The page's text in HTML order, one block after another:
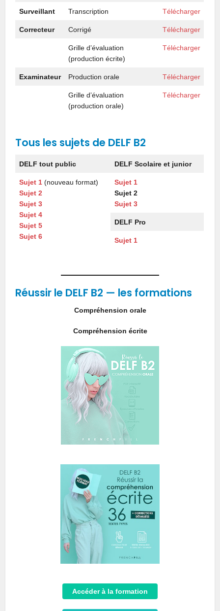
Surveillant Transcription Télécharger
Correcteur Corrigé Télécharger
Grille d’évaluation
(production écrite)
Télécharger
Examinateur Production orale Télécharger
Grille d’évaluation
(production orale)
Télécharger
Tous les sujets de DELF B2
DELF tout public DELF Scolaire et junior
Sujet 1 (nouveau format)
Sujet 2
Sujet 3
Sujet 4
Sujet 5
Sujet 6
Sujet 1
Sujet 2
Sujet 3
DELF Pro
Sujet 1
Réussir le DELF B2 — les formations
Compréhension orale
Compréhension écrite
Accéder à la formation